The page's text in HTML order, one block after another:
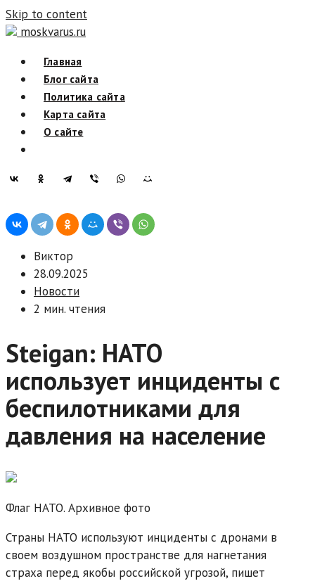
Skip to content
moskvarus.ru
Главная
Блог сайта
Политика сайта
Карта сайта
О сайте
Виктор
28.09.2025
Новости
2 мин. чтения
Steigan: НАТО
использует инциденты с
беспилотниками для
давления на население
Флаг НАТО. Архивное фото
Страны НАТО используют инциденты с дронами в
своем воздушном пространстве для нагнетания
страха перед якобы российской угрозой, пишет